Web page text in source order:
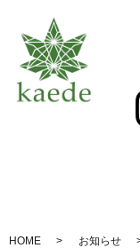
HOME お知らせ